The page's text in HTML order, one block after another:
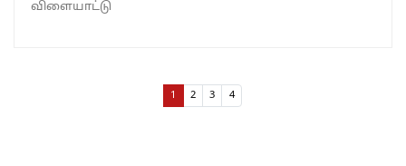
விளையாட்டு
Current Page
1 Page
2 Page
3 Page
4